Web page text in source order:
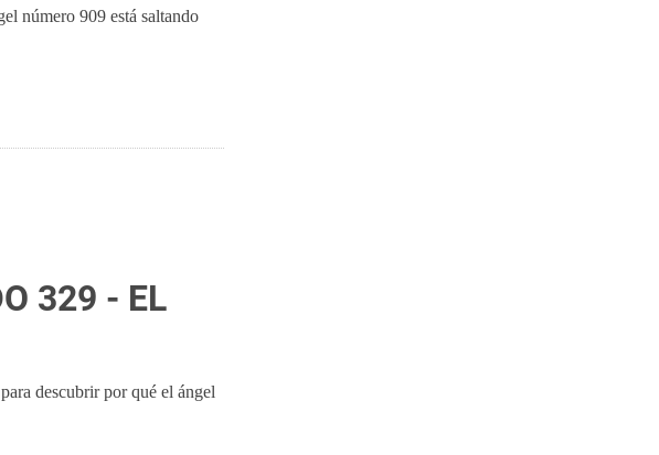
número 909 está saltando
329 - EL
descubrir por qué el ángel